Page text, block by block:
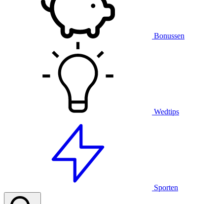
Bonussen
Wedtips
Sporten